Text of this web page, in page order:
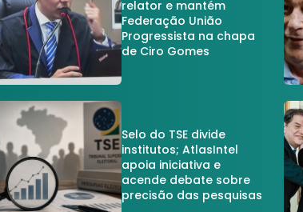
relator e mantém
Federação União
Progressista na chapa
de Ciro Gomes
Selo do TSE divide
institutos; AtlasIntel
apoia iniciativa e
acende debate sobre
precisão das pesquisas